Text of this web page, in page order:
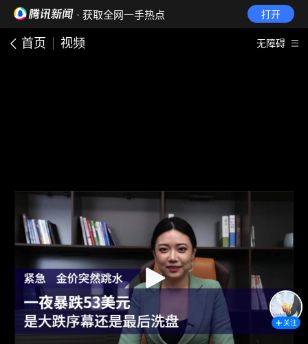
· 获取全网一手热点 打开
首页 视频 无障碍
关注